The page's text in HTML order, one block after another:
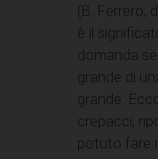
(B. Ferrero,
è il
domanda
grande di
grande.
crepacci,
potuto fare